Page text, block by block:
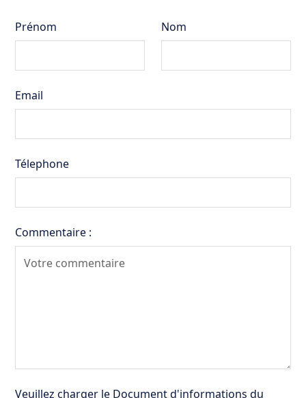
Prénom Nom
Email
Télephone
Commentaire :
Veuillez charger le Document d'informations du